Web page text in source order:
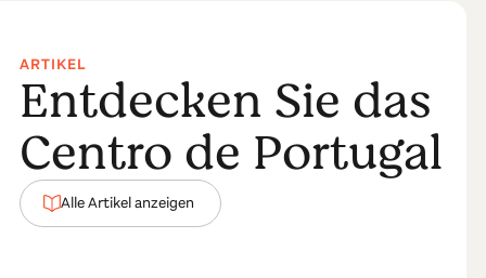
ARTIKEL
Entdecken Sie das
Centro de Portugal
Alle Artikel anzeigen